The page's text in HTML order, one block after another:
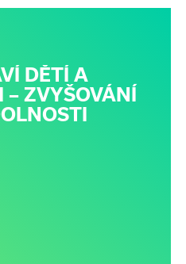
DĚTÍ A
– ZVYŠOVÁNÍ